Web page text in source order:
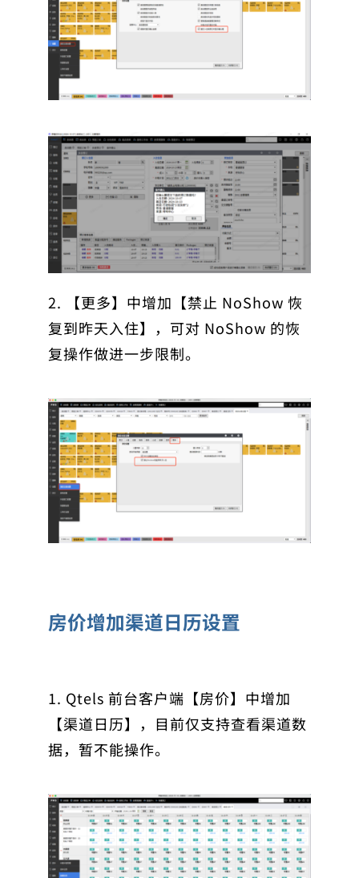
2. 【更多】中增加【禁止 NoShow 恢
复到昨天入住】，可对 NoShow 的恢
复操作做进一步限制。
房价增加渠道日历设置
1. Qtels 前台客户端【房价】中增加
【渠道日历】，目前仅支持查看渠道数
据，暂不能操作。